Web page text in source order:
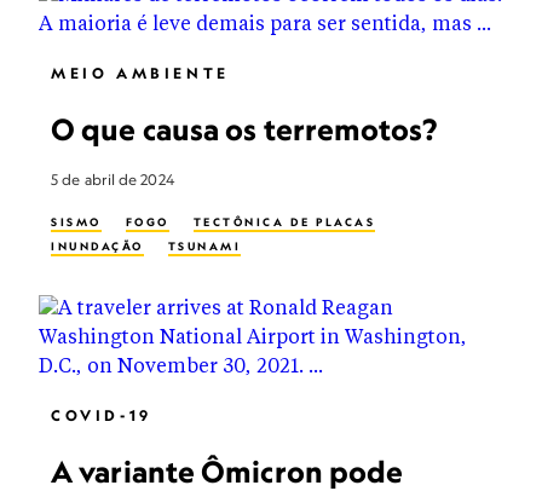
MEIO AMBIENTE
O que causa os terremotos?
5 de abril de 2024
SISMO FOGO
TECTÔNICA DE PLACAS
INUNDAÇÃO
TSUNAMI
COVID-19
A variante Ômicron pode